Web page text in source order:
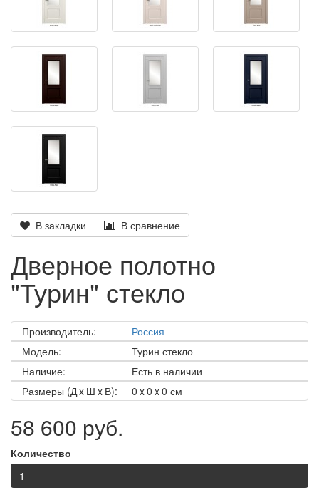
В закладки В сравнение
Дверное полотно
"Турин" стекло
Производитель:
Россия
Модель:
Турин стекло
Наличие:
Есть в наличии
Размеры (Д x Ш x В):
0 x 0 x 0 см
58 600 руб.
Количество